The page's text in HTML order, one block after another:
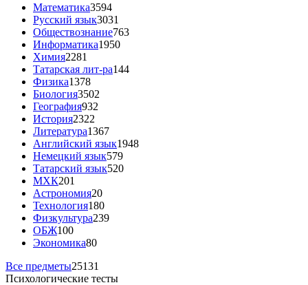
Математика3594
Русский язык3031
Обществознание763
Информатика1950
Химия2281
Татарская лит-ра144
Физика1378
Биология3502
География932
История2322
Литература1367
Английский язык1948
Немецкий язык579
Татарский язык520
МХК201
Астрономия20
Технология180
Физкультура239
ОБЖ100
Экономика80
Все предметы25131
Психологические тесты